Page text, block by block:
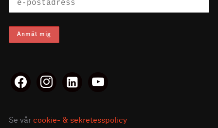
facebookinstagramlinkedin-youtube
Se vår cookie- & sekretesspolicy